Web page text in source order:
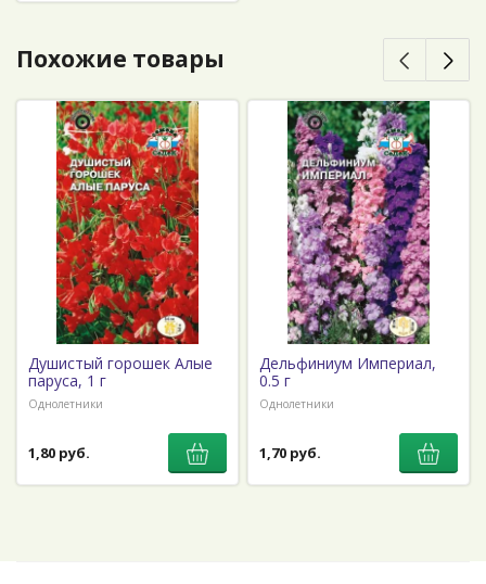
Похожие товары
Душистый горошек Алые
паруса, 1 г
Однолетники
1,80 руб.
Дельфиниум Империал,
0.5 г
Однолетники
1,70 руб.